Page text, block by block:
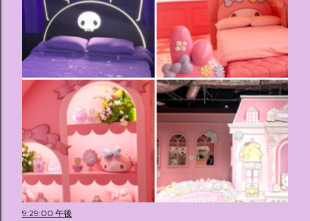
9:29:00 午後